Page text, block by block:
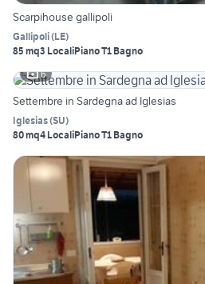
Scarpihouse gallipoli
Gallipoli(LE)
85 mq3 LocaliPiano T1 Bagno
6
Settembre in Sardegna ad Iglesias
Iglesias(SU)
80 mq4 LocaliPiano T1 Bagno